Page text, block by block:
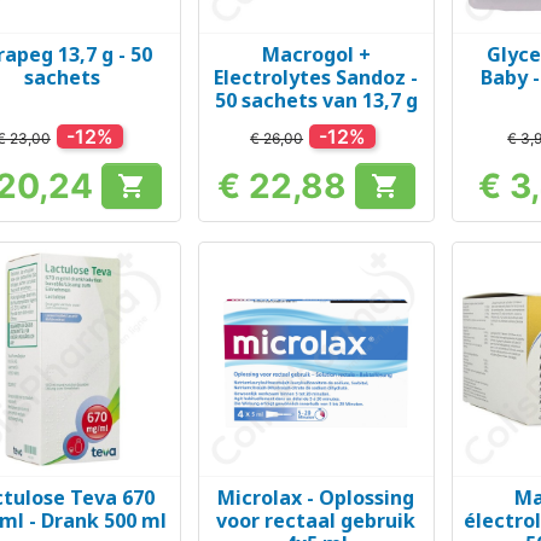
Snel bekijken
13,7 g - 50
sachets
23,00 -12%
Prijs 
Snel bekijken
Macrogol +
Electrolytes Sandoz -
50 sachets van 13,7 g
€ 26,00 -12%
Prijs
€ 22,88 

Baby
€
€
Snel bekijken
Teva 670
- Drank 500 ml
Snel bekijken
Microlax - Oplossing
voor rectaal gebruik
